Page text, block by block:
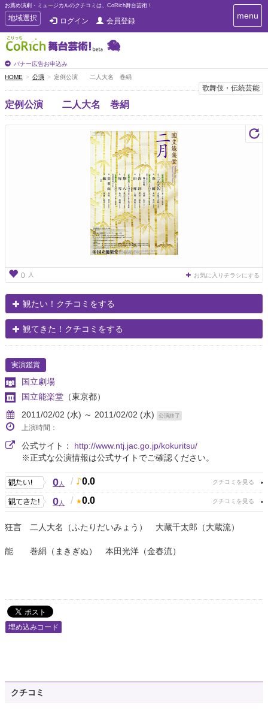
お薦め演劇・ミュージカルのクチコミは、CoRich舞台芸術！
T
o
g
g
e
n
a
v
i
地域選択 ログイン 会員登録
バナー広告お申込み
T
o
n
i
menu
HOME 公演 定例公演 二人大名 巻絹
歌舞伎・伝統芸能
定例公演 二人大名 巻絹
0 人 お気に入りチラシにする
観たい！クチコミをする
観てきた！クチコミをする
実演鑑賞
国立劇場
国立能楽堂 （東京都）
2011/02/02 (水) ～ 2011/02/02 (水)
公演終了
上演時間：
公式サイト： http://www.ntj.jac.go.jp/kokuritsu/
※正式な公演情報は公式サイトでご確認ください。
0人 / 0.0
0人 / 0.0
狂言 二人大名（ふたりだいみょう） 大藏千太郎（大蔵流）
能 巻絹（まきぎぬ） 本田光洋（金春流）
埋め込みコード
クチコミ